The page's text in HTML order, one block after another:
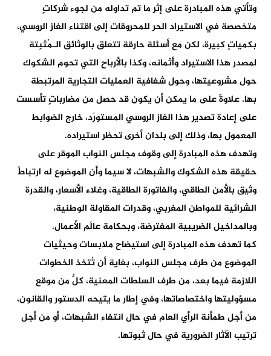
وتأتي هذه المبادرة على إثر ما تم تداوله من لجوء شركاتٍ
متخصصة في الاستيراد الحر للمحروقات إلى اقتناء الغاز الروسي،
بكمياتٍ كبيرة، لكن مع أسئلة حارقة تتعلق بالوثائق الـمُثبِتة
لمصدر هذا الاستيراد وأثمانه، وكذا بالأرباح التي تحوم الشكوك
حول مشروعيتها، وحول شفافية العمليات التجارية المرتبطة
بها. علاوةً على ما يمكن أن يكون قد حصل من مضارباتٍ تأسست
على إعادة تصدير هذا الغاز الروسي المستورَد، خارج الضوابط
المعمول بها، وذلك إلى بلدان أخرى تحظر استيراده.
وتهدف هذه المبادرة إلى وقوف مجلس النواب الموقر على
حقيقة هذه الشكوك والشبهات، لا سيما وأن الموضوع له ارتباطٌ
وثيق بالأمن الطاقي، والفاتورة الطاقية، وغلاء الأسعار، والقدرة
الشرائية للمواطن المغربي، وقدرات المقاولة الوطنية،
وبالمداخيل الضريبية المفترضة، وبحكامة عالَم الأعمال.
كما تهدف هذه المبادرة إلى استيضاح ملابسات وحيثيات
الموضوع من طرف مجلس النواب، بغاية أن تُتخذ الخطوات
اللازمة فيما بعد، من طرف السلطات المعنية، كلٌّ من موقع
مسؤوليتها واختصاصاتها، وفي إطار ما يتيحه الدستور والقانون،
من أجل طمأنة الرأي العام في حال انتفاء الشبهات، أو من أجل
ترتيب الآثار الضرورية في حال ثبوتها.